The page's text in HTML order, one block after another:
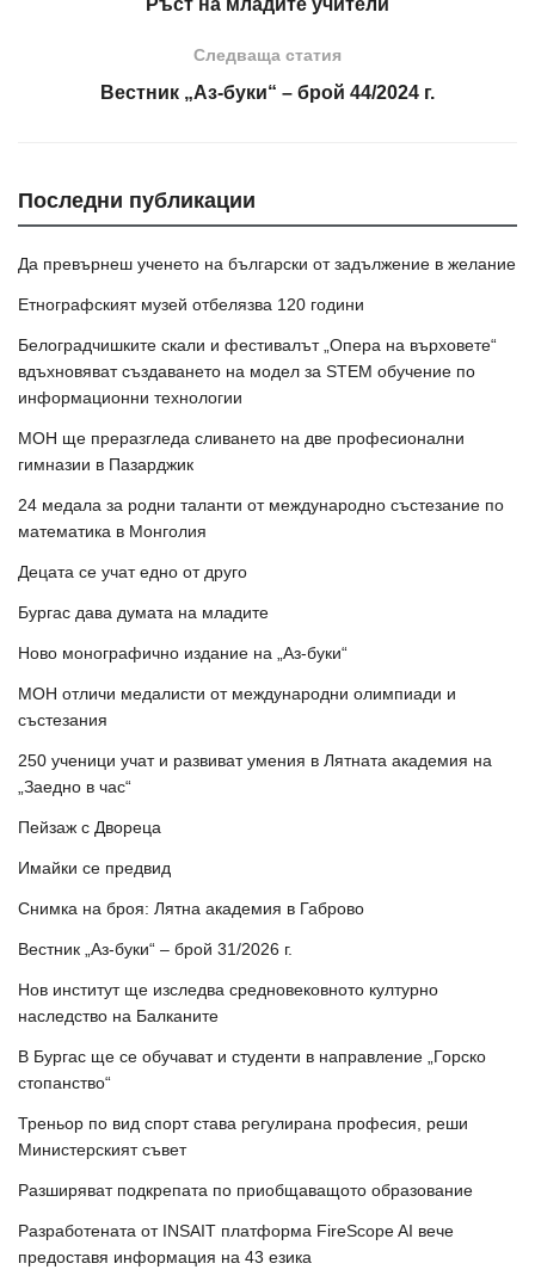
Ръст на младите учители
Следваща статия
Вестник „Аз-буки“ – брой 44/2024 г.
Последни публикации
Да превърнеш ученето на български от задължение в желание
Етнографският музей отбелязва 120 години
Белоградчишките скали и фестивалът „Опера на върховете“
вдъхновяват създаването на модел за STEM обучение по
информационни технологии
МОН ще преразгледа сливането на две професионални
гимназии в Пазарджик
24 медала за родни таланти от международно състезание по
математика в Монголия
Децата се учат едно от друго
Бургас дава думата на младите
Ново монографично издание на „Аз-буки“
МОН отличи медалисти от международни олимпиади и
състезания
250 ученици учат и развиват умения в Лятната академия на
„Заедно в час“
Пейзаж с Двореца
Имайки се предвид
Снимка на броя: Лятна академия в Габрово
Вестник „Аз-буки“ – брой 31/2026 г.
Нов институт ще изследва средновековното културно
наследство на Балканите
В Бургас ще се обучават и студенти в направление „Горско
стопанство“
Треньор по вид спорт става регулирана професия, реши
Министерският съвет
Разширяват подкрепата по приобщаващото образование
Разработената от INSAIT платформа FireScope AI вече
предоставя информация на 43 езика